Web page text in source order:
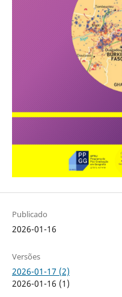
Publicado
2026-01-16
Versões
2026-01-17 (2)
2026-01-16 (1)